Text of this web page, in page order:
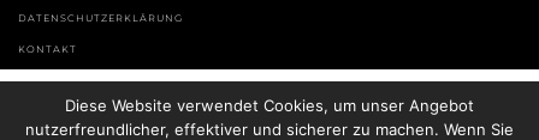
DATENSCHUTZERKLÄRUNG
KONTAKT
Diese Website verwendet Cookies, um unser Angebot
nutzerfreundlicher, effektiver und sicherer zu machen. Wenn Sie